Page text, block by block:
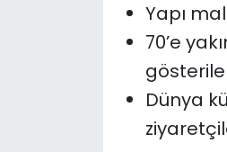
Yapı
70’e
Dünya